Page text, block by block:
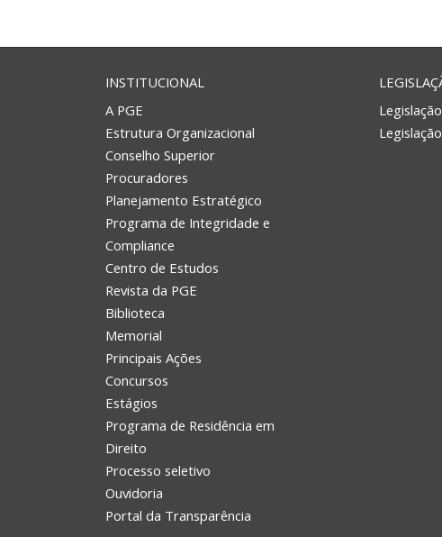
INSTITUCIONAL
A PGE
Estrutura Organizacional
Conselho Superior
Procuradores
Planejamento Estratégico
Programa de Integridade e
Compliance
Centro de Estudos
Revista da PGE
Biblioteca
Memorial
Principais Ações
Concursos
Estágios
Programa de Residência em
Direito
Processo seletivo
Ouvidoria
Portal da Transparência